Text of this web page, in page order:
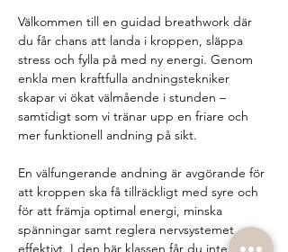
Välkommen till en guidad breathwork där
du får chans att landa i kroppen, släppa
stress och fylla på med ny energi. Genom
enkla men kraftfulla andningstekniker
skapar vi ökat välmående i stunden –
samtidigt som vi tränar upp en friare och
mer funktionell andning på sikt.
En välfungerande andning är avgörande för
att kroppen ska få tillräckligt med syre och
för att främja optimal energi, minska
spänningar samt reglera nervsystemet
effektivt. I den här klassen får du inte bara